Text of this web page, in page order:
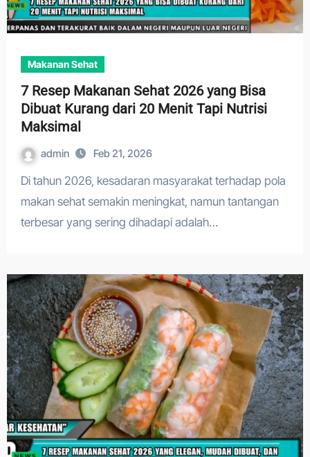
Makanan Sehat
7 Resep Makanan Sehat 2026 yang Bisa
Dibuat Kurang dari 20 Menit Tapi Nutrisi
Maksimal
admin Feb 21, 2026
Di tahun 2026, kesadaran masyarakat terhadap pola
makan sehat semakin meningkat, namun tantangan
terbesar yang sering dihadapi adalah…